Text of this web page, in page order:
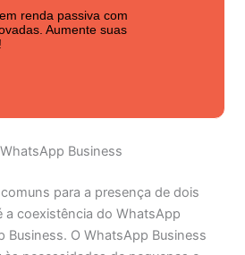
renda passiva com
Aumente suas
Business
para a presença de dois
a coexistência do WhatsApp
Business. O WhatsApp Business